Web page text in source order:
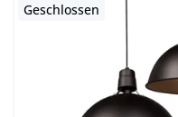
Geschlossen